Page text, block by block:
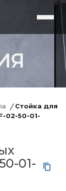
Стойка для
02-50-01-
01-